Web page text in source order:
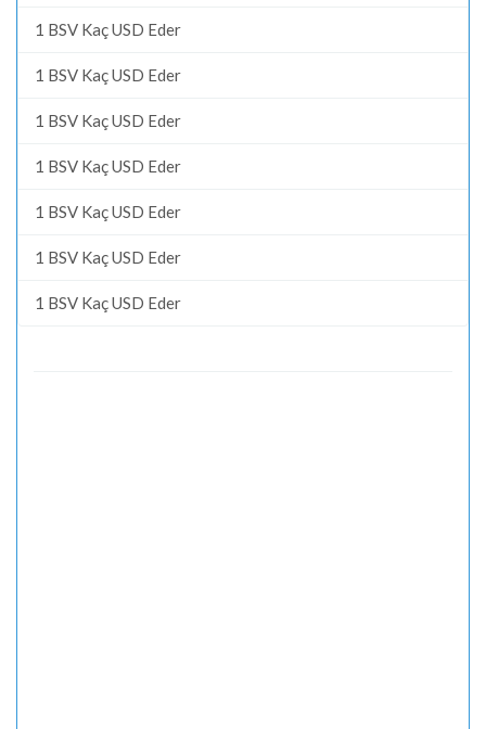
1 BSV Kaç USD Eder
1 BSV Kaç USD Eder
1 BSV Kaç USD Eder
1 BSV Kaç USD Eder
1 BSV Kaç USD Eder
1 BSV Kaç USD Eder
1 BSV Kaç USD Eder